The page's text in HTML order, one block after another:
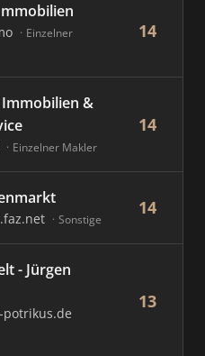
Einzelner
14
&
Einzelner Makler
14
Sonstige
14
- Jürgen
13